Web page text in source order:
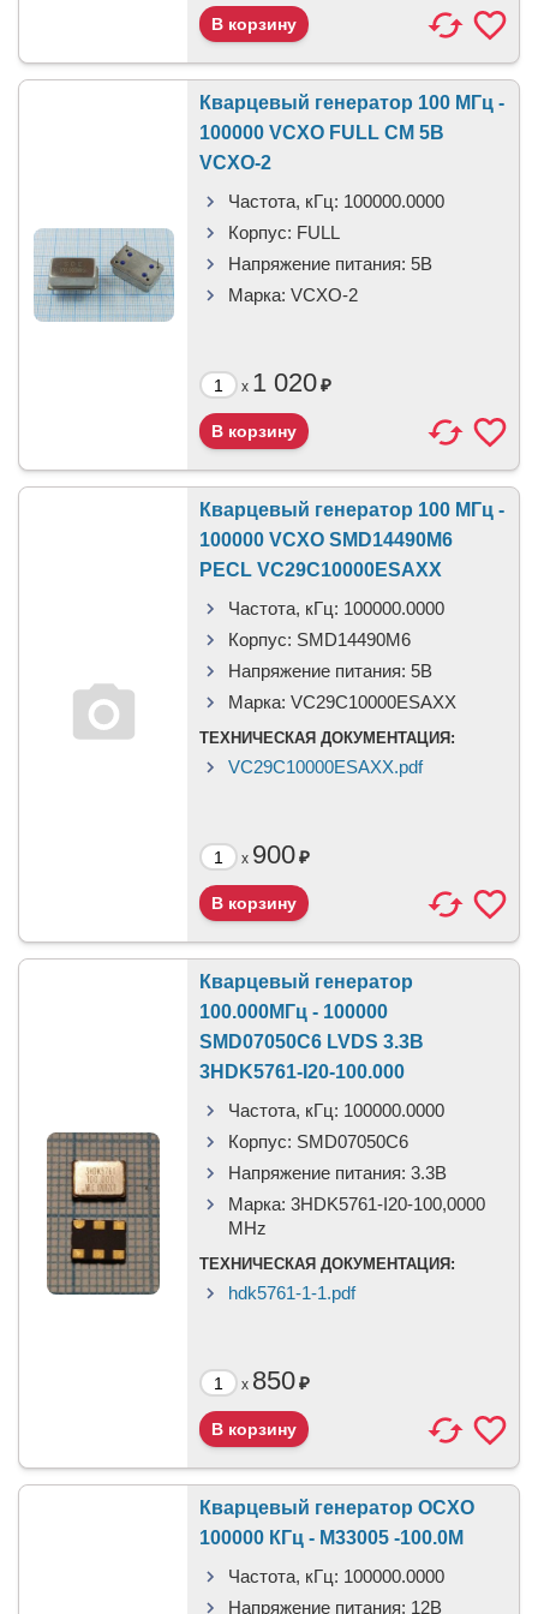
Кварцевый генератор 100 МГц -
100000 VCXO FULL CM 5В
VCXO-2
Частота, кГц: 100000.0000
Корпус: FULL
Напряжение питания: 5В
Марка: VCXO-2
x 1 020₽
Кварцевый генератор 100 МГц -
100000 VCXO SMD14490M6
PECL VC29C10000ESAXX
Частота, кГц: 100000.0000
Корпус: SMD14490M6
Напряжение питания: 5В
Марка: VC29C10000ESAXX
ТЕХНИЧЕСКАЯ ДОКУМЕНТАЦИЯ:
VC29C10000ESAXX.pdf
x 900₽
Кварцевый генератор
100.000МГц - 100000
SMD07050C6 LVDS 3.3В
3HDK5761-I20-100.000
Частота, кГц: 100000.0000
Корпус: SMD07050C6
Напряжение питания: 3.3В
Марка: 3HDK5761-I20-100,0000
MHz
ТЕХНИЧЕСКАЯ ДОКУМЕНТАЦИЯ:
hdk5761-1-1.pdf
x 850₽
Кварцевый генератор OCXO
100000 КГц - М33005 -100.0М
Частота, кГц: 100000.0000
Напряжение питания: 12В